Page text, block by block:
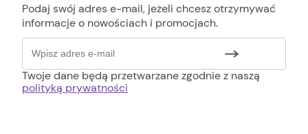
Podaj swój adres e-mail, jeżeli chcesz otrzymywać
informacje o nowościach i promocjach.
Twoje dane będą przetwarzane zgodnie z naszą
polityką prywatności